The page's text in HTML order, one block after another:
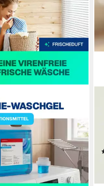
Vollwaschmittel
oder 5L Kanister 2L)
3 Werktagen bei dir